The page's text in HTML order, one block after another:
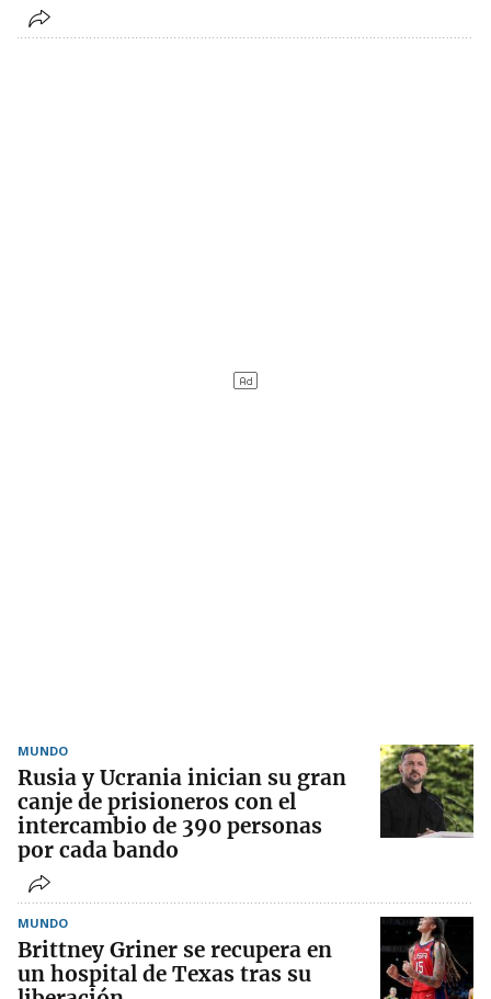
MUNDO
Rusia y Ucrania inician su gran
canje de prisioneros con el
intercambio de 390 personas
por cada bando
MUNDO
Brittney Griner se recupera en
un hospital de Texas tras su